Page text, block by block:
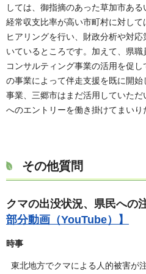
しては、御指摘のあった草加市あ
経常収支比率が高い市町村に対し
ヒアリングを行い、財政分析や対
いているところです。加えて、県
コンサルティング事業の活用を促
の事業によって伴走支援を既に開
事業、三郷市はまだ活用していた
へのエントリーを働き掛けてまいり
その他質問
クマの出没状況、県民への
部分動画（YouTube）】
時事
東北地方でクマによる人的被害が